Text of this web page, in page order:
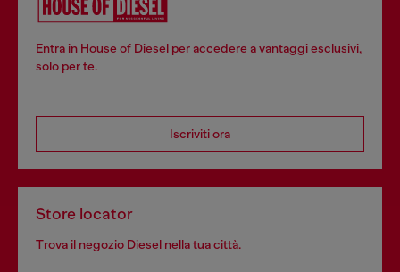
Entra in House of Diesel per accedere a vantaggi esclusivi,
solo per te.
Iscriviti ora
Store locator
Trova il negozio Diesel nella tua città.